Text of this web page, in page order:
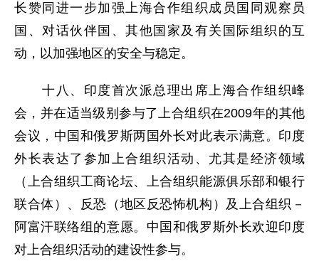
长赞同进一步加强上海合作组织成员国同观察员
国、对话伙伴国、其他国家及有关国际组织的互
动，以加强地区的安全与稳定。
十八、印度首次派总理出席上海合作组织峰
会，并在适当级别参与了上合组织在2009年的其他
会议，中国和俄罗斯两国外长对此表示满意。印度
外长表达了参加上合组织活动、尤其是经济领域
（上合组织工商论坛、上合组织能源俱乐部和银行
联合体）、反恐（地区反恐怖机构）及上合组织－
阿富汗联络组的意愿。中国和俄罗斯外长欢迎印度
对上合组织活动的建设性参与。